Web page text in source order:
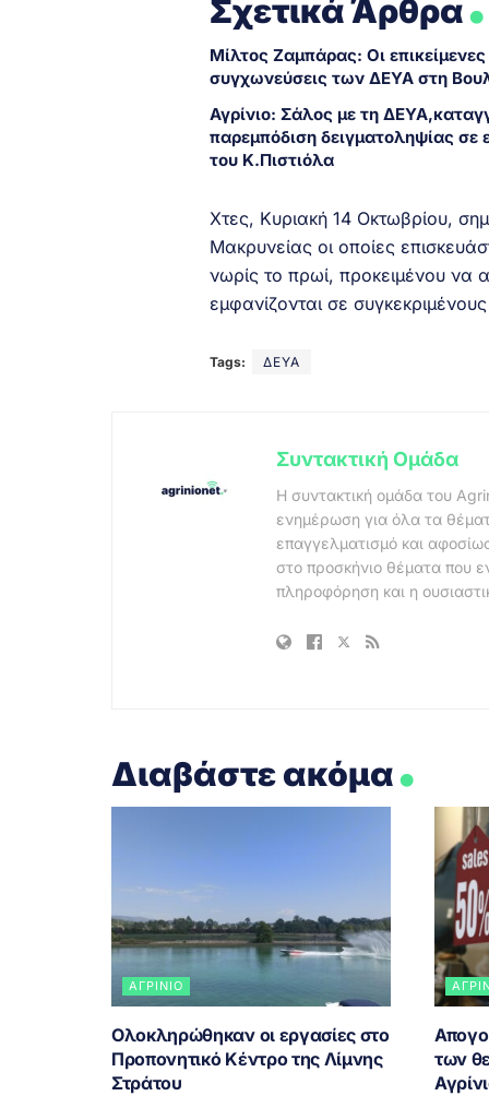
Σχετικά Άρθρα
Μίλτος Ζαμπάρας: Οι επικείμενες
συγχωνεύσεις των ΔΕΥΑ στη
Αγρίνιο: Σάλος με τη
παρεμπόδιση δειγματοληψίας σε
του Κ.Πιστιόλα
Χτες, Κυριακή 14 Οκτωβρίου,
Μακρυνείας οι οποίες
νωρίς το πρωί, προκειμένου να
εμφανίζονται σε συγκεκριμένους
Tags: ΔΕΥΑ
Συντακτική Ομάδα
Η συντακτική ομάδα του
ενημέρωση για όλα τα
επαγγελματισμό και
στο προσκήνιο θέματα που
πληροφόρηση και η
Διαβάστε ακόμα.
ΑΓΡΊΝΙΟ
Ολοκληρώθηκαν οι εργασίες στο
Προπονητικό Κέντρο της Λίμνης
Στράτου
των